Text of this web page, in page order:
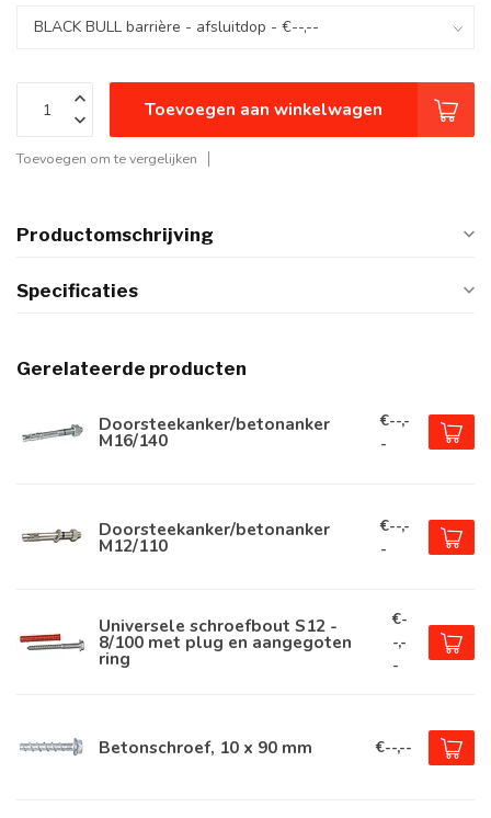
Toevoegen aan winkelwagen
Toevoegen om te vergelijken
Productomschrijving
Specificaties
Gerelateerde producten
Doorsteekanker/betonanker
M16/140
€--,-
-
Doorsteekanker/betonanker
M12/110
€--,-
-
Universele schroefbout S12 -
8/100 met plug en aangegoten
ring
€-
-,-
-
Betonschroef, 10 x 90 mm €--,--